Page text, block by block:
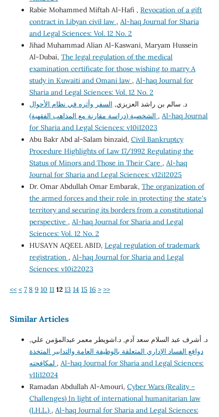
Rabie Mohammed Miftah Al-Hafi , Revocation of a gift
contract in Libyan civil law , Al-haq Journal for Sharia
and Legal Sciences: Vol. 12 No. 2
Jihad Muhammad Alian Al-Kaswani, Maryam Hussein
Al-Dubai, The legal regulation of the medical
examination certificate for those wishing to marry A
study in Kuwaiti and Omani law , Al-haq Journal for
Sharia and Legal Sciences: Vol. 12 No. 2
د. سالم بن راشد العزيزي, السفر وأثره في نظام الأحوال
, Al-haq Journal
for Sharia and Legal Sciences: v10i12023
Abu Bakr Abd al-Salam binzaid, Civil Bankruptcy
Procedure Highlights of Law 17/1992 Regulating the
Status of Minors and Those in Their Care , Al-haq
Journal for Sharia and Legal Sciences: v12i12025
Dr. Omar Abdullah Omar Embarak, The organization of
the armed forces and their role in protecting the state's
territory and securing its borders from a constitutional
perspective , Al-haq Journal for Sharia and Legal
Sciences: Vol. 12 No. 2
HUSAYN AQEEL ABID, Legal regulation of trademark
registration , Al-haq Journal for Sharia and Legal
Sciences: v10i22023
<< < 7 8 9 10 11 12 13 14 15 16 > >>
Similar Articles
د. أشرف عبد السلام سعد آدم, د.اشويطر معمر عبدالمؤمن علي,
دوافع الفساد الإداري المتعلقة بالوظيفة العامة والتدابير المتخذة
, Al-haq Journal for Sharia and Legal Sciences:
v11i12024
Ramadan Abdullah Al-Amouri, Cyber Wars (Reality –
Challenges) In light of international humanitarian law
(I.H.L.) , Al-haq Journal for Sharia and Legal Sciences: